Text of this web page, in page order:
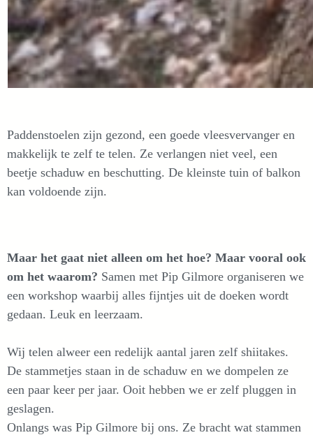
Paddenstoelen zijn gezond, een goede vleesvervanger en
makkelijk te zelf te telen. Ze verlangen niet veel, een
beetje schaduw en beschutting. De kleinste tuin of balkon
kan voldoende zijn.
Maar het gaat niet alleen om het hoe? Maar vooral ook
om het waarom? Samen met Pip Gilmore organiseren we
een workshop waarbij alles fijntjes uit de doeken wordt
gedaan. Leuk en leerzaam.
Wij telen alweer een redelijk aantal jaren zelf shiitakes.
De stammetjes staan in de schaduw en we dompelen ze
een paar keer per jaar. Ooit hebben we er zelf pluggen in
geslagen.
Onlangs was Pip Gilmore bij ons. Ze bracht wat stammen